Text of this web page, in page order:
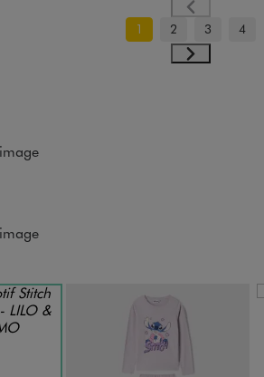
1 2 3 4